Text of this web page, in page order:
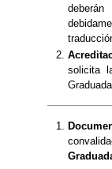
solicita